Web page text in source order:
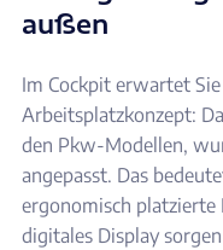
außen
Im Cockpit erwartet
Arbeitsplatzkonzept:
den Pkw-Modellen,
angepasst. Das
ergonomisch
digitales Display